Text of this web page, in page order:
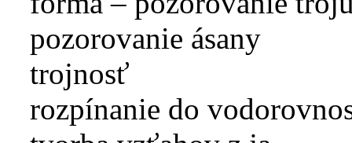
pozorovanie ásany
trojnosť
rozpínanie do